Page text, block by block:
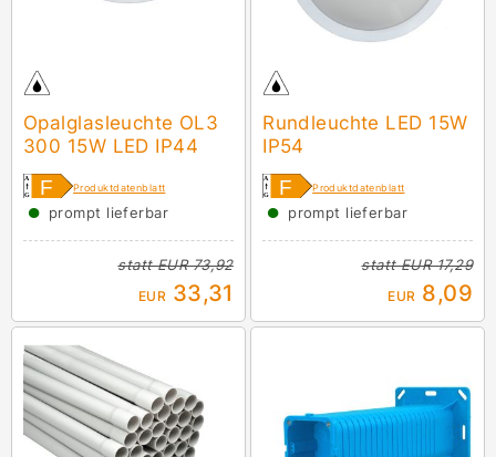
Opalglasleuchte OL3
300 15W LED IP44
Produktdatenblatt
● prompt lieferbar
stattEUR 73,92
EUR 33,31
Rundleuchte LED 15W
IP54
Produktdatenblatt
● prompt lieferbar
stattEUR 17,29
EUR 8,09